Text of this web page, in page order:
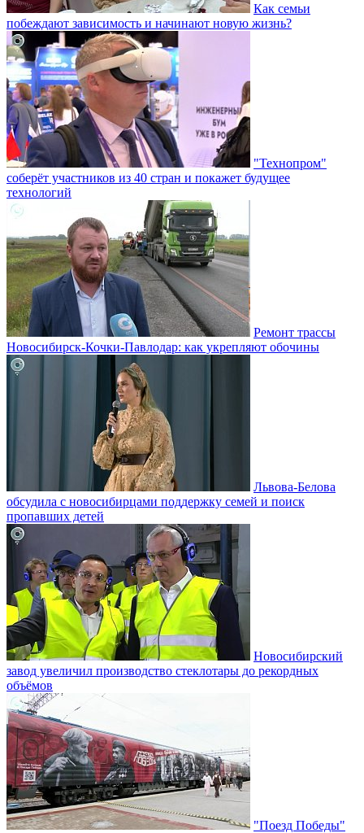
Как семьи
побеждают зависимость и начинают новую жизнь?
"Технопром"
соберёт участников из 40 стран и покажет будущее
технологий
Ремонт трассы
Новосибирск-Кочки-Павлодар: как укрепляют обочины
Львова-Белова
обсудила с новосибирцами поддержку семей и поиск
пропавших детей
Новосибирский
завод увеличил производство стеклотары до рекордных
объёмов
"Поезд Победы"